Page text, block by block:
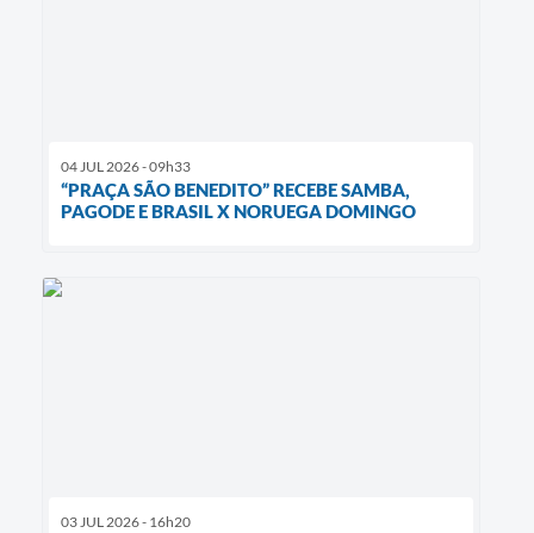
04 JUL 2026 - 09h33
“PRAÇA SÃO BENEDITO” RECEBE SAMBA,
PAGODE E BRASIL X NORUEGA DOMINGO
03 JUL 2026 - 16h20